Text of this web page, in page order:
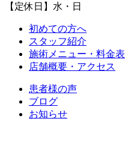
【定休日】水・日
初めての方へ
スタッフ紹介
施術メニュー・料金表
店舗概要・アクセス
患者様の声
ブログ
お知らせ